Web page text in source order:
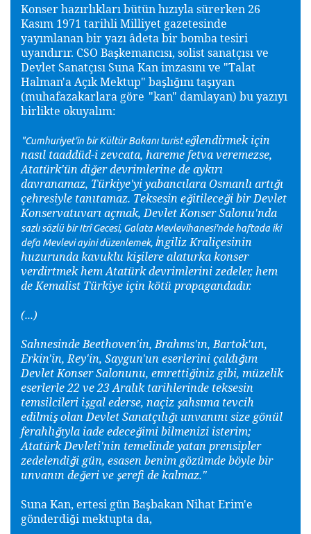
Konser hazırlıkları bütün hızıyla sürerken 26
Kasım 1971 tarihli Milliyet gazetesinde
yayımlanan bir yazı âdeta bir bomba tesiri
uyandırır. CSO Başkemancısı, solist sanatçısı ve
Devlet Sanatçısı Suna Kan imzasını ve "Talat
Halman'a Açık Mektup" başlığını taşıyan
(muhafazakarlara göre "kan" damlayan) bu yazıyı
birlikte okuyalım:
"Cumhuriyet'in bir Kültür Bakanı turist eğlendirmek için
nasıl taaddüd-i zevcata, hareme fetva veremezse,
Atatürk'ün diğer devrimlerine de aykırı
davranamaz, Türkiye'yi yabancılara Osmanlı artığı
çehresiyle tanıtamaz. Teksesin eğitileceği bir Devlet
Konservatuvarı açmak, Devlet Konser Salonu'nda
sazlı sözlü bir Itrî Gecesi, Galata Mevlevihanesi'nde haftada iki
defa Mevlevi ayini düzenlemek, İngiliz Kraliçesinin
huzurunda kavuklu kişilere alaturka konser
verdirtmek hem Atatürk devrimlerini zedeler, hem
de Kemalist Türkiye için kötü propagandadır.
(...)
Sahnesinde Beethoven'in, Brahms'ın, Bartok'un,
Erkin'in, Rey'in, Saygun'un eserlerini çaldığım
Devlet Konser Salonunu, emrettiğiniz gibi, müzelik
eserlerle 22 ve 23 Aralık tarihlerinde teksesin
temsilcileri işgal ederse, naçiz şahsıma tevcih
edilmişolan Devlet Sanatçılığı unvanını size gönül
ferahlığıyla iade edeceğimi bilmenizi isterim;
Atatürk Devleti'nin temelinde yatan prensipler
zedelendiği gün, esasen benim gözümde böyle bir
unvanın değeri ve şerefi de kalmaz."
Suna Kan, ertesi gün Başbakan Nihat Erim'e
gönderdiği mektupta da,